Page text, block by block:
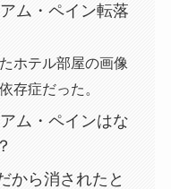
ム・ペイン転落
ホテル部屋の画像
存症だった。
ム・ペインはな
から消されたと